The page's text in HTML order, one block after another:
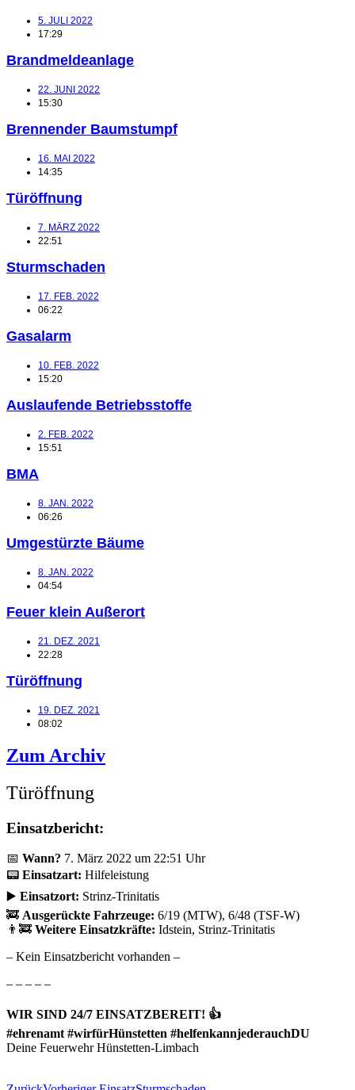
5. JULI 2022
17:29
Brandmeldeanlage
22. JUNI 2022
15:30
Brennender Baumstumpf
16. MAI 2022
14:35
Türöffnung
7. MÄRZ 2022
22:51
Sturmschaden
17. FEB. 2022
06:22
Gasalarm
10. FEB. 2022
15:20
Auslaufende Betriebsstoffe
2. FEB. 2022
15:51
BMA
8. JAN. 2022
06:26
Umgestürzte Bäume
8. JAN. 2022
04:54
Feuer klein Außerort
21. DEZ. 2021
22:28
Türöffnung
19. DEZ. 2021
08:02
Zum Archiv
Türöffnung
Einsatzbericht:
📅 Wann? 7. März 2022 um 22:51 Uhr
📟 Einsatzart: Hilfeleistung
▶️ Einsatzort: Strinz-Trinitatis
🚒 Ausgerückte Fahrzeuge: 6/19 (MTW), 6/48 (TSF-W)
👨‍🚒 Weitere Einsatzkräfte: Idstein, Strinz-Trinitatis
– Kein Einsatzbericht vorhanden –
– – – – –
WIR SIND 24/7 EINSATZBEREIT! 👍
#ehrenamt #wirfürHünstetten #helfenkannjederauchDU
Deine Feuerwehr Hünstetten-Limbach